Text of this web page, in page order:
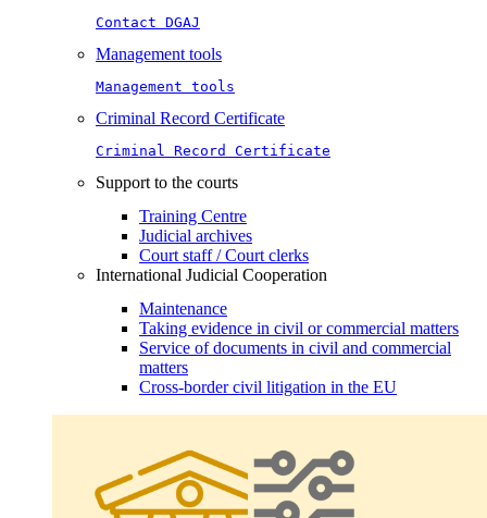
Contact DGAJ
Management tools
Management tools
Criminal Record Certificate
Criminal Record Certificate
Support to the courts
Training Centre
Judicial archives
Court staff / Court clerks
International Judicial Cooperation
Maintenance
Taking evidence in civil or commercial matters
Service of documents in civil and commercial
matters​​
Cross-border civil litigation in the EU